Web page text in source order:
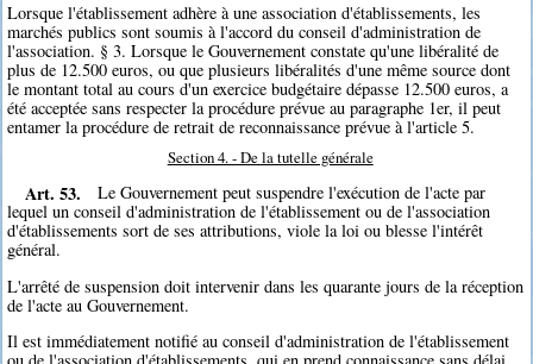
Lorsque l'établissement adhère à une association d'établissements, les
marchés publics sont soumis à l'accord du conseil d'administration de
l'association. § 3. Lorsque le Gouvernement constate qu'une libéralité de
plus de 12.500 euros, ou que plusieurs libéralités d'une même source dont
le montant total au cours d'un exercice budgétaire dépasse 12.500 euros, a
été acceptée sans respecter la procédure prévue au paragraphe 1er, il peut
entamer la procédure de retrait de reconnaissance prévue à l'article 5.
Section 4. - De la tutelle générale
Art. 53.
Le Gouvernement peut suspendre l'exécution de l'acte par
lequel un conseil d'administration de l'établissement ou de l'association
d'établissements sort de ses attributions, viole la loi ou blesse l'intérêt
général.
L'arrêté de suspension doit intervenir dans les quarante jours de la réception
de l'acte au Gouvernement.
Il est immédiatement notifié au conseil d'administration de l'établissement